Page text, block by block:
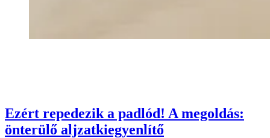
Ezért repedezik a padlód! A megoldás:
önterülő aljzatkiegyenlítő